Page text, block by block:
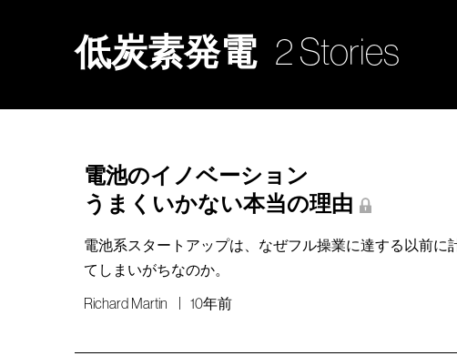
低炭素発電 2 Stories
電池のイノベーション
うまくいかない本当の理由
電池系スタートアップは、なぜフル操業に達する以前に
てしまいがちなのか。
Richard Martin 10年前